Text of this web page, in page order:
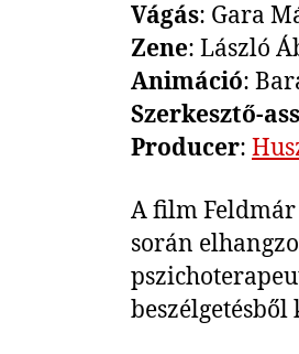
Vágás: Gara
Zene: László
Animáció:
Szerkesztő-
Producer:
A film Feldmár
során
beszélgetésből